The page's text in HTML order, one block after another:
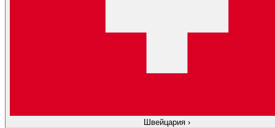
Швейцария ›